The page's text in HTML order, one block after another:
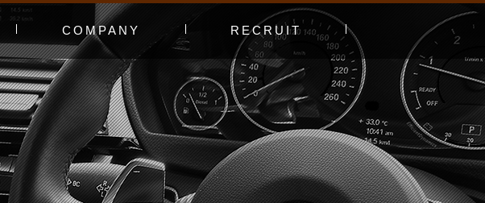
COMPANY
会社概要
スタッフ紹介
アクセスマップ
お問い合わせ
RECRUIT
エントリーフォーム
採用特集